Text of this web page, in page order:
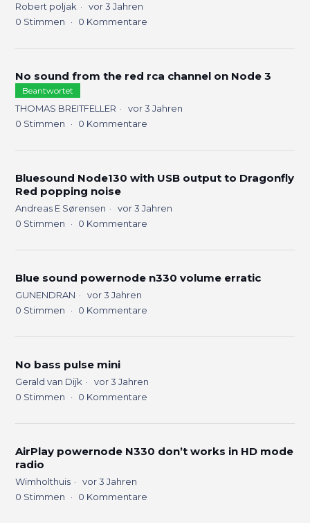
Robert poljak
vor 3 Jahren
0 Stimmen 0 Kommentare
No sound from the red rca channel on Node 3
Beantwortet
THOMAS BREITFELLER
vor 3 Jahren
0 Stimmen 0 Kommentare
Bluesound Node130 with USB output to Dragonfly
Red popping noise
Andreas E Sørensen
vor 3 Jahren
0 Stimmen 0 Kommentare
Blue sound powernode n330 volume erratic
GUNENDRAN
vor 3 Jahren
0 Stimmen 0 Kommentare
No bass pulse mini
Gerald van Dijk
vor 3 Jahren
0 Stimmen 0 Kommentare
AirPlay powernode N330 don’t works in HD mode
radio
Wimholthuis
vor 3 Jahren
0 Stimmen 0 Kommentare